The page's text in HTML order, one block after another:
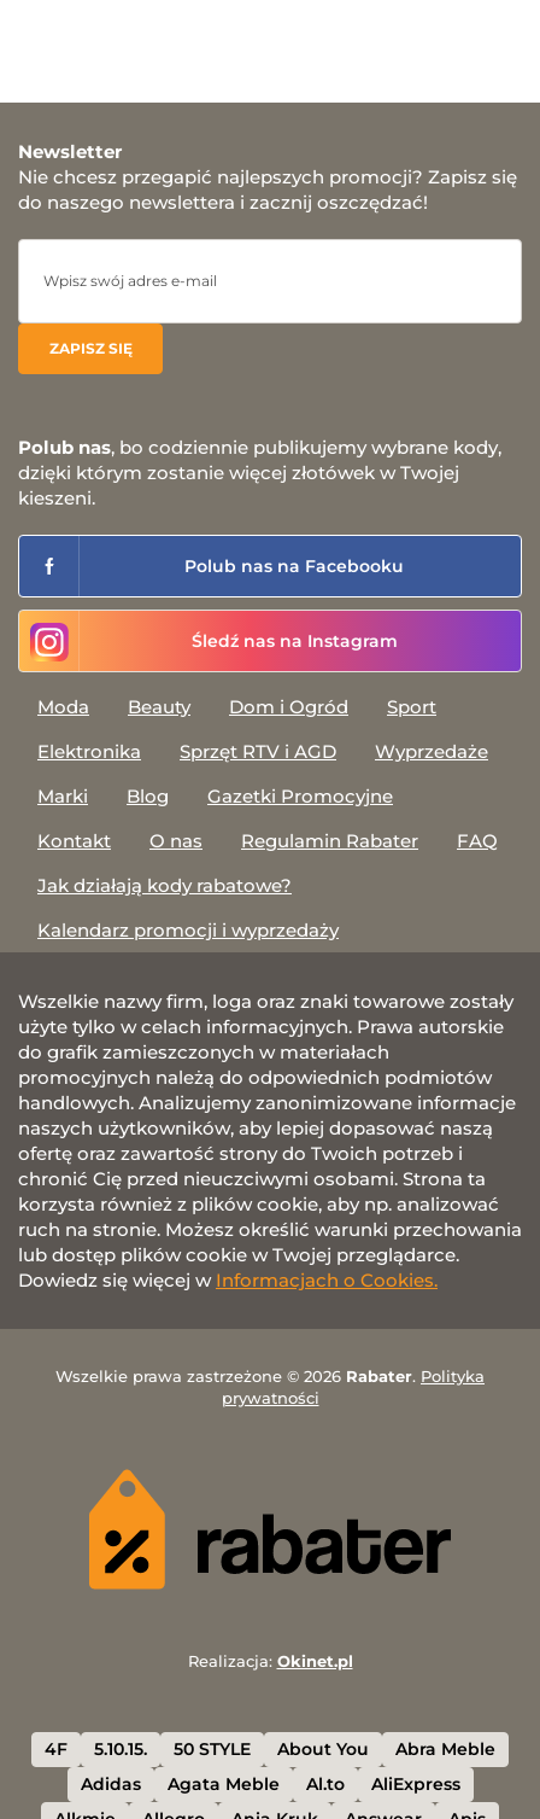
Newsletter
Nie chcesz przegapić najlepszych promocji? Zapisz się
do naszego newslettera i zacznij oszczędzać!
Polub nas, bo codziennie publikujemy wybrane kody,
dzięki którym zostanie więcej złotówek w Twojej
kieszeni.
Polub nas na Facebooku
Śledź nas na Instagram
Moda Beauty Dom i Ogród
Sport
Elektronika
Sprzęt RTV i AGD
Wyprzedaże
Marki
Blog
Gazetki Promocyjne
Kontakt
O nas Regulamin Rabater
FAQ
Jak działają kody rabatowe?
Kalendarz promocji i wyprzedaży
Wszelkie nazwy firm, loga oraz znaki towarowe zostały
użyte tylko w celach informacyjnych. Prawa autorskie
do grafik zamieszczonych w materiałach
promocyjnych należą do odpowiednich podmiotów
handlowych. Analizujemy zanonimizowane informacje
naszych użytkowników, aby lepiej dopasować naszą
ofertę oraz zawartość strony do Twoich potrzeb i
chronić Cię przed nieuczciwymi osobami. Strona ta
korzysta również z plików cookie, aby np. analizować
ruch na stronie. Możesz określić warunki przechowania
lub dostęp plików cookie w Twojej przeglądarce.
Dowiedz się więcej w Informacjach o Cookies.
Wszelkie prawa zastrzeżone © 2026 Rabater. Polityka
prywatności
Realizacja: Okinet.pl
4F 5.10.15. 50 STYLE About You
Abra Meble
Adidas
Agata Meble Al.to
AliExpress